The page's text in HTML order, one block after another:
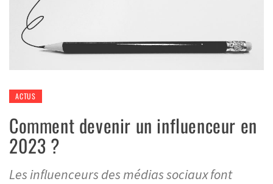
ACTUS
Comment devenir un influenceur en
2023 ?
Les influenceurs des médias sociaux font